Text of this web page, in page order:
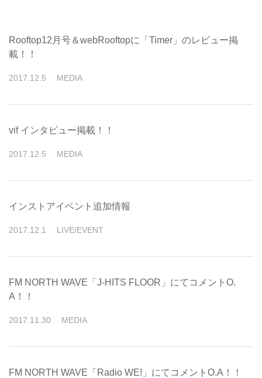
Rooftop12月号＆webRooftopに「Timer」のレビュー掲
載！！
2017 12 5 MEDIA
vif インタビュー掲載！！
2017 12 5 MEDIA
インストアイベント追加情報
2017 12 1 LIVE/EVENT
FM NORTH WAVE「J-HITS FLOOR」にてコメントO.
A！！
2017 11 30 MEDIA
FM NORTH WAVE「Radio WE!」にてコメントO.A！！